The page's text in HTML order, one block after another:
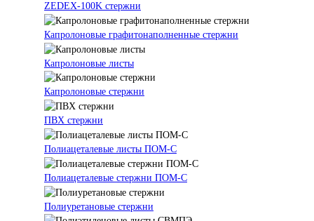
ZEDEX-100K стержни
Капролоновые графитонаполненные стержни
Капролоновые листы
Капролоновые стержни
ПВХ стержни
Полиацеталевые листы ПОМ-С
Полиацеталевые стержни ПОМ-С
Полиуретановые стержни